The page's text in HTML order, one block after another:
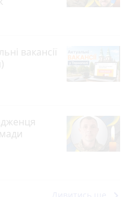
вакансії